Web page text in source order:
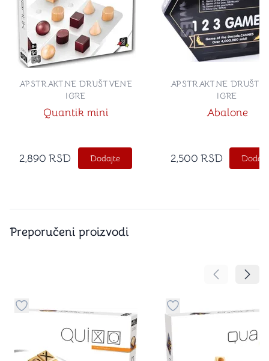
Quantik mini
APSTRAKTNE DRUŠTVENE
IGRE
2,890 RSD Dodajte
Abalone
APSTRAKTNE
IGRE
2,500 RSD
Preporučeni proizvodi
Pomeranje
Dugme za dodavanje stvari u kategoriju omiljeno
Dugme za dodavanje